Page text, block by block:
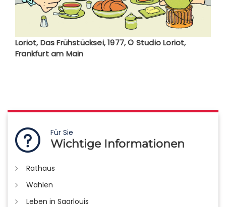
Loriot, Das Frühstücksei, 1977, © Studio Loriot,
Frankfurt am Main
Für Sie
Wichtige Informationen
Rathaus
Wahlen
Leben in Saarlouis